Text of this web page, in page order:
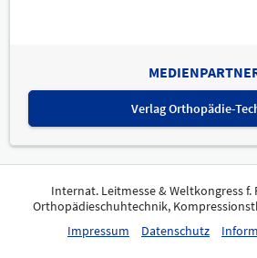
Verlag Orthopädie-
Internat. Leitmesse & Weltkongress
Orthopädieschuhtechnik,
Impressum
Datenschutz